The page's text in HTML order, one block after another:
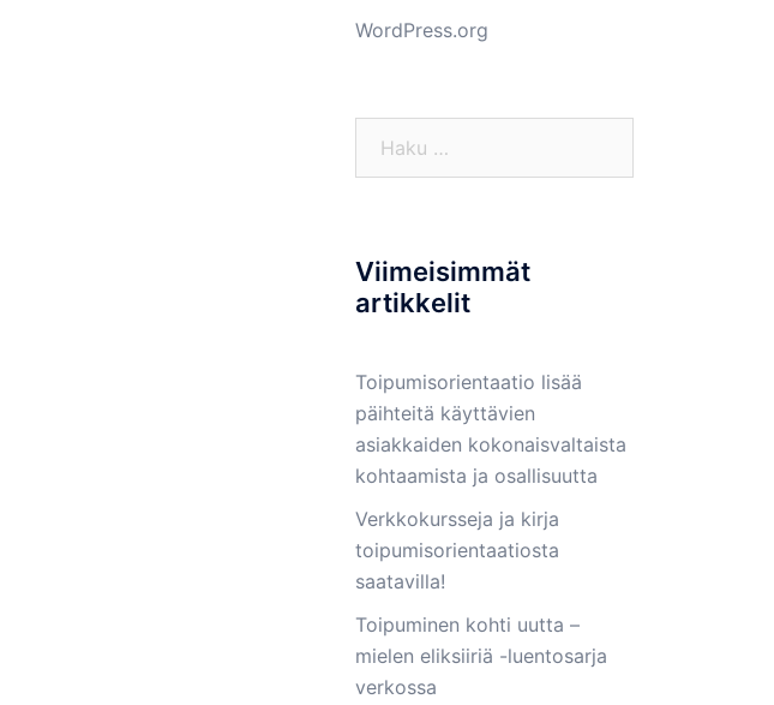
WordPress.org
Viimeisimmät
artikkelit
Toipumisorientaatio lisää
päihteitä käyttävien
asiakkaiden kokonaisvaltaista
kohtaamista ja osallisuutta
Verkkokursseja ja kirja
toipumisorientaatiosta
saatavilla!
Toipuminen kohti uutta –
mielen eliksiiriä -luentosarja
verkossa